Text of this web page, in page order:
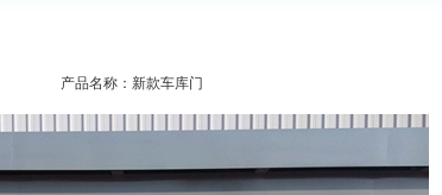
产品名称：新款车库门